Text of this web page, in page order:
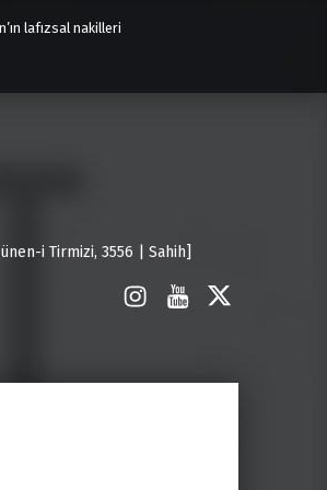
lafızsal nakilleri
i Tirmizi, 3556 | Sahih]
İnstagram
Youtube